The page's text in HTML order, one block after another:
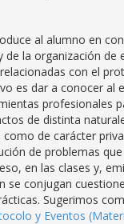
al alumno en
de la organización de
con el
es dar a conocer al
profesionales
de distinta
de carácter
de problemas
en las clases y,
se conjugan
Sugerimos
y Eventos